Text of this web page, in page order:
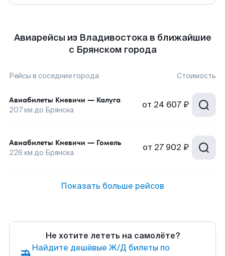
Авиарейсы из Владивостока в ближайшие
с Брянском города
Рейсы в соседние города Стоимость
Авиабилеты Кневичи — Калуга
207км до Брянска от 24 607 ₽
Авиабилеты Кневичи — Гомель
226 км до Брянска от 27 902 ₽
Показать больше рейсов
Не хотите лететь на самолёте?
Найдите дешёвые Ж/Д билеты по